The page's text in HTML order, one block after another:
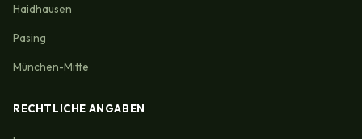
Haidhausen
Pasing
München-Mitte
RECHTLICHE ANGABEN